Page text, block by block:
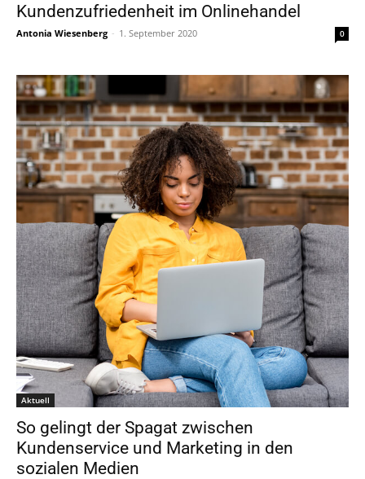
Kundenzufriedenheit im Onlinehandel
Antonia Wiesenberg - 1. September 2020 0
Aktuell
So gelingt der Spagat zwischen
Kundenservice und Marketing in den
sozialen Medien